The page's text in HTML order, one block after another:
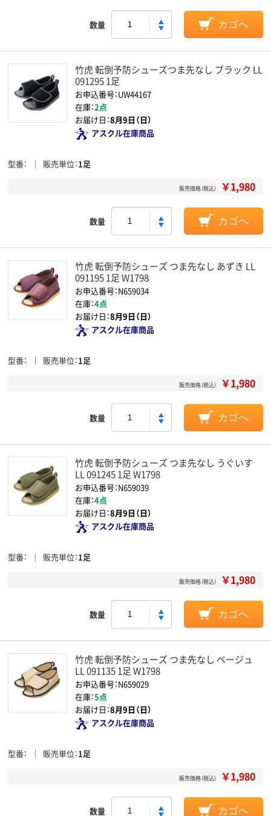
数量 カゴへ
竹虎 転倒予防シューズつま先なし ブラック LL
091295 1足
お申込番号：UW44167
在庫：2点
お届け日：8月9日（日）
アスクル在庫商品
型番 販売単位 1足
販売価格（税込） ￥1,980
数量 カゴへ
竹虎 転倒予防シューズ つま先なし あずき LL
091195 1足 W1798
お申込番号：N659034
在庫：4点
お届け日：8月9日（日）
アスクル在庫商品
型番 販売単位 1足
販売価格（税込） ￥1,980
数量 カゴへ
竹虎 転倒予防シューズ つま先なし うぐいす
LL 091245 1足 W1798
お申込番号：N659039
在庫：4点
お届け日：8月9日（日）
アスクル在庫商品
型番 販売単位 1足
販売価格（税込） ￥1,980
数量 カゴへ
竹虎 転倒予防シューズ つま先なし ベージュ
LL 091135 1足 W1798
お申込番号：N659029
在庫：5点
お届け日：8月9日（日）
アスクル在庫商品
型番 販売単位 1足
販売価格（税込） ￥1,980
数量 カゴへ